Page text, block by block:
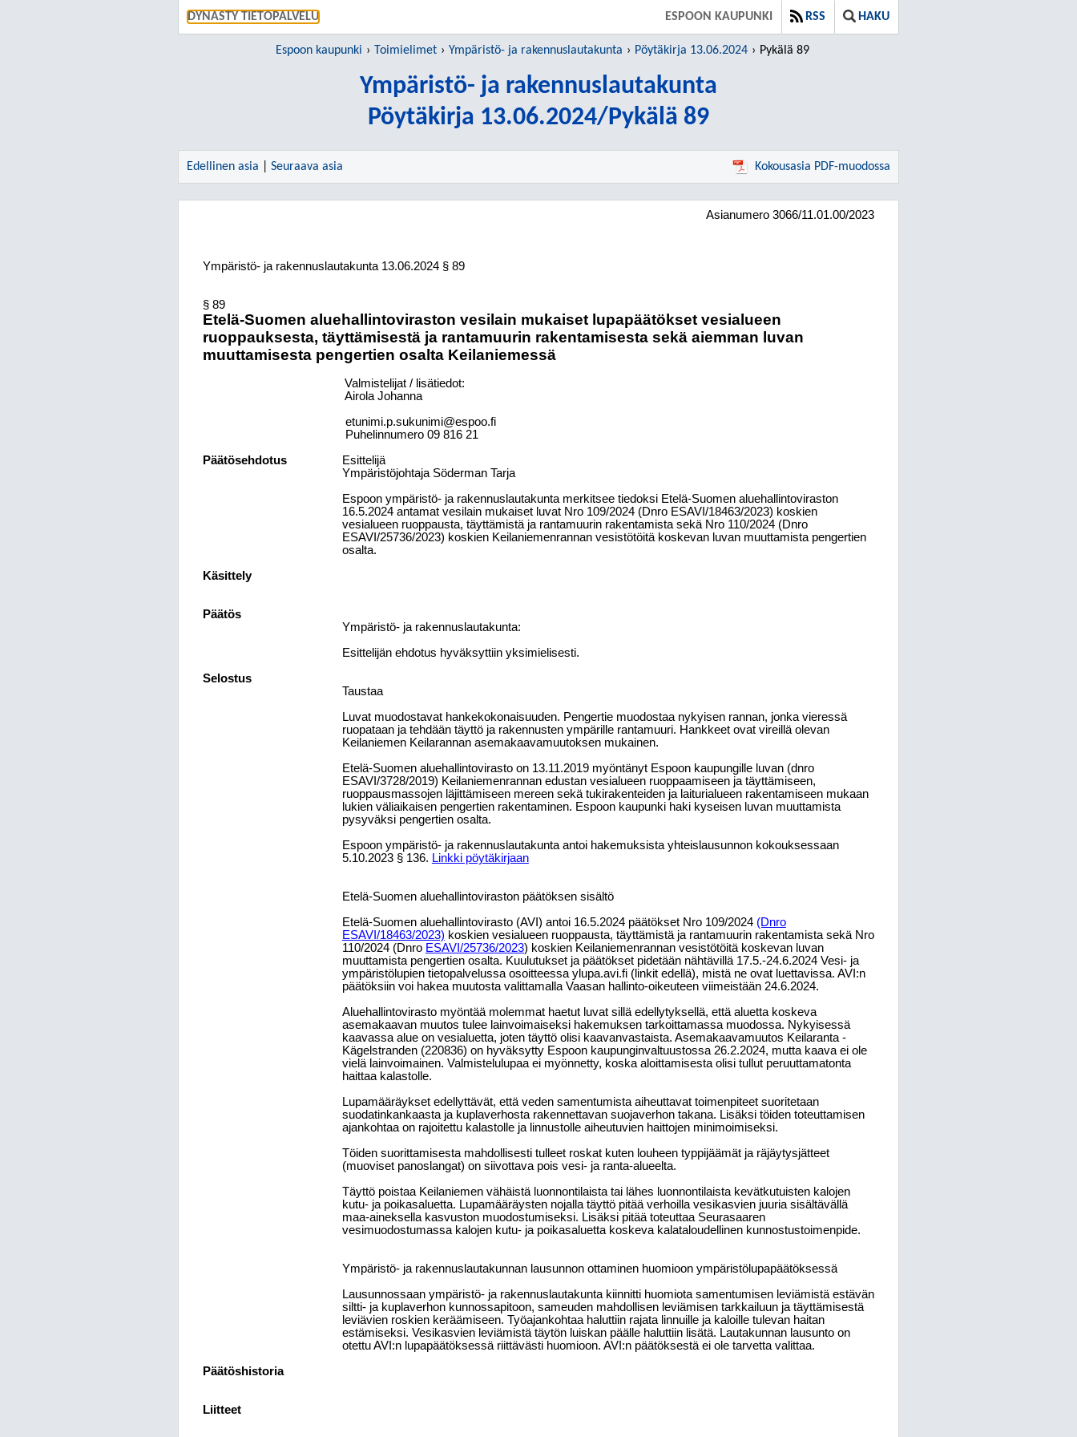
DYNASTY TIETOPALVELU ESPOON KAUPUNKI RSS HAKU
Espoon kaupunki Toimielimet Ympäristö- ja rakennuslautakunta Pöytäkirja 13.06.2024 Pykälä 89
Ympäristö- ja rakennuslautakunta
Pöytäkirja 13.06.2024/Pykälä 89
Edellinen asia Seuraava asia Kokousasia PDF-muodossa
Asianumero 3066/11.01.00/2023
Ympäristö- ja rakennuslautakunta 13.06.2024 § 89
§ 89
Etelä-Suomen aluehallintoviraston vesilain mukaiset lupapäätökset vesialueen
ruoppauksesta, täyttämisestä ja rantamuurin rakentamisesta sekä aiemman luvan
muuttamisesta pengertien osalta Keilaniemessä
Valmistelijat / lisätiedot:
Airola Johanna
etunimi.p.sukunimi@espoo.fi
Puhelinnumero 09 816 21
Päätösehdotus
Esittelijä
Ympäristöjohtaja Söderman Tarja
Espoon ympäristö- ja rakennuslautakunta merkitsee tiedoksi Etelä-Suomen aluehallintoviraston
16.5.2024 antamat vesilain mukaiset luvat Nro 109/2024 (Dnro ESAVI/18463/2023) koskien
vesialueen ruoppausta, täyttämistä ja rantamuurin rakentamista sekä Nro 110/2024 (Dnro
ESAVI/25736/2023) koskien Keilaniemenrannan vesistötöitä koskevan luvan muuttamista pengertien
osalta.
Käsittely
Päätös
Ympäristö- ja rakennuslautakunta:
Esittelijän ehdotus hyväksyttiin yksimielisesti.
Selostus
Taustaa
Luvat muodostavat hankekokonaisuuden. Pengertie muodostaa nykyisen rannan, jonka vieressä
ruopataan ja tehdään täyttö ja rakennusten ympärille rantamuuri. Hankkeet ovat vireillä olevan
Keilaniemen Keilarannan asemakaavamuutoksen mukainen.
Etelä-Suomen aluehallintovirasto on 13.11.2019 myöntänyt Espoon kaupungille luvan (dnro
ESAVI/3728/2019) Keilaniemenrannan edustan vesialueen ruoppaamiseen ja täyttämiseen,
ruoppausmassojen läjittämiseen mereen sekä tukirakenteiden ja laiturialueen rakentamiseen mukaan
lukien väliaikaisen pengertien rakentaminen. Espoon kaupunki haki kyseisen luvan muuttamista
pysyväksi pengertien osalta.
Espoon ympäristö- ja rakennuslautakunta antoi hakemuksista yhteislausunnon kokouksessaan
5.10.2023 § 136. Linkki pöytäkirjaan
Etelä-Suomen aluehallintoviraston päätöksen sisältö
Etelä-Suomen aluehallintovirasto (AVI) antoi 16.5.2024 päätökset Nro 109/2024 (Dnro
ESAVI/18463/2023) koskien vesialueen ruoppausta, täyttämistä ja rantamuurin rakentamista sekä Nro
110/2024 (Dnro ESAVI/25736/2023) koskien Keilaniemenrannan vesistötöitä koskevan luvan
muuttamista pengertien osalta. Kuulutukset ja päätökset pidetään nähtävillä 17.5.-24.6.2024 Vesi- ja
ympäristölupien tietopalvelussa osoitteessa ylupa.avi.fi (linkit edellä), mistä ne ovat luettavissa. AVI:n
päätöksiin voi hakea muutosta valittamalla Vaasan hallinto-oikeuteen viimeistään 24.6.2024.
Aluehallintovirasto myöntää molemmat haetut luvat sillä edellytyksellä, että aluetta koskeva
asemakaavan muutos tulee lainvoimaiseksi hakemuksen tarkoittamassa muodossa. Nykyisessä
kaavassa alue on vesialuetta, joten täyttö olisi kaavanvastaista. Asemakaavamuutos Keilaranta -
Kägelstranden (220836) on hyväksytty Espoon kaupunginvaltuustossa 26.2.2024, mutta kaava ei ole
vielä lainvoimainen. Valmistelulupaa ei myönnetty, koska aloittamisesta olisi tullut peruuttamatonta
haittaa kalastolle.
Lupamääräykset edellyttävät, että veden samentumista aiheuttavat toimenpiteet suoritetaan
suodatinkankaasta ja kuplaverhosta rakennettavan suojaverhon takana. Lisäksi töiden toteuttamisen
ajankohtaa on rajoitettu kalastolle ja linnustolle aiheutuvien haittojen minimoimiseksi.
Töiden suorittamisesta mahdollisesti tulleet roskat kuten louheen typpijäämät ja räjäytysjätteet
(muoviset panoslangat) on siivottava pois vesi- ja ranta-alueelta.
Täyttö poistaa Keilaniemen vähäistä luonnontilaista tai lähes luonnontilaista kevätkutuisten kalojen
kutu- ja poikasaluetta. Lupamääräysten nojalla täyttö pitää verhoilla vesikasvien juuria sisältävällä
maa-aineksella kasvuston muodostumiseksi. Lisäksi pitää toteuttaa Seurasaaren
vesimuodostumassa kalojen kutu- ja poikasaluetta koskeva kalataloudellinen kunnostustoimenpide.
Ympäristö- ja rakennuslautakunnan lausunnon ottaminen huomioon ympäristölupapäätöksessä
Lausunnossaan ympäristö- ja rakennuslautakunta kiinnitti huomiota samentumisen leviämistä estävän
siltti- ja kuplaverhon kunnossapitoon, sameuden mahdollisen leviämisen tarkkailuun ja täyttämisestä
leviävien roskien keräämiseen. Työajankohtaa haluttiin rajata linnuille ja kaloille tulevan haitan
estämiseksi. Vesikasvien leviämistä täytön luiskan päälle haluttiin lisätä. Lautakunnan lausunto on
otettu AVI:n lupapäätöksessä riittävästi huomioon. AVI:n päätöksestä ei ole tarvetta valittaa.
Päätöshistoria
Liitteet